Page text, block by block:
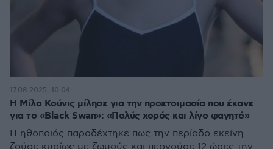
Η Μίλα Κούνις μίλησε για την προετοιμασία που έκανε
για το «Black Swan»: «Πολύς χορός και λίγο φαγητό»
Η ηθοποιός παραδέχτηκε πως την περίοδο εκείνη
17.08.2025, 10:04